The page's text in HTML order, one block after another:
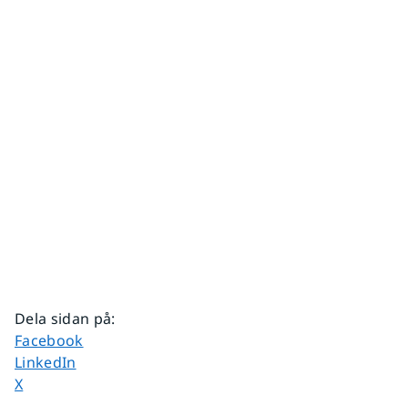
Dela sidan på:
Dela sidan på
Facebook
Dela sidan på
LinkedIn
Dela sidan på
X